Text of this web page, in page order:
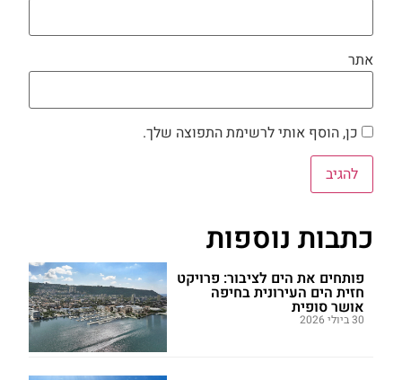
אתר
כן, הוסף אותי לרשימת התפוצה שלך.
כתבות נוספות
פותחים את הים לציבור: פרויקט
חזית הים העירונית בחיפה
אושר סופית
30 ביולי 2026